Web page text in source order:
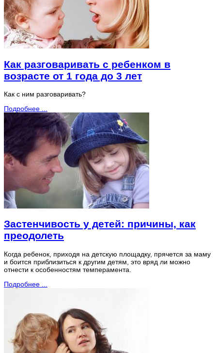
Как разговаривать с ребенком в
возрасте от 1 года до 3 лет
Как с ним разговаривать?
Подробнее ...
Застенчивость у детей: причины, как
преодолеть
Когда ребенок, приходя на детскую площадку, прячется за маму
и боится приблизиться к другим детям, это вряд ли можно
отнести к особенностям темперамента.
Подробнее ...